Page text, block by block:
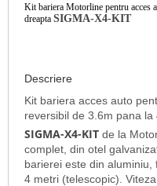
Kit bariera Motorline pentru acces
dreapta SIGMA-X4-KIT
Descriere
Kit bariera acces auto
reversibil de 3.6m pana la
SIGMA-X4-KIT de la
complet, din otel
barierei este din
4 metri (telescopic).